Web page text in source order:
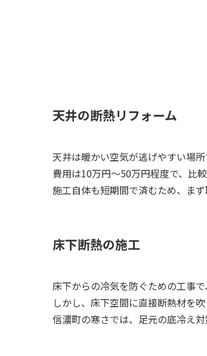
天井の断熱リフォーム
天井は暖かい空気が逃げやすい場
費用は10万円～50万円程度で、比
施工自体も短期間で済むため、ま
床下断熱の施工
床下からの冷気を防ぐための工事
しかし、床下空間に直接断熱材を
信濃町の寒さでは、足元の底冷え